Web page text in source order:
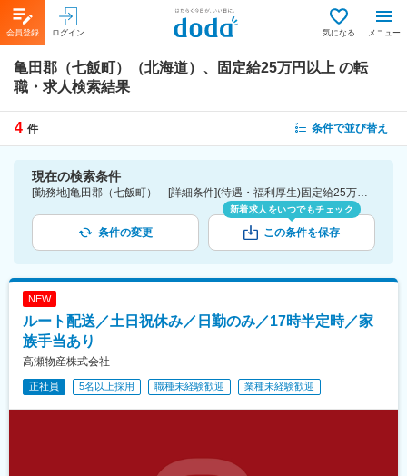
会員登録 ログイン 気になる メニュー
亀田郡（七飯町）（北海道）、固定給25万円以上 の転
職・求人検索結果
4 件 条件で並び替え
現在の検索条件
[勤務地]亀田郡（七飯町） [詳細条件](待遇・福利厚生)固定給25万円以上
条件の変更
新着求人をいつでもチェック
この条件を保存
NEW
ルート配送／土日祝休み／日勤のみ／17時半定時／家
族手当あり
高瀬物産株式会社
正社員 5名以上採用 職種未経験歓迎 業種未経験歓迎